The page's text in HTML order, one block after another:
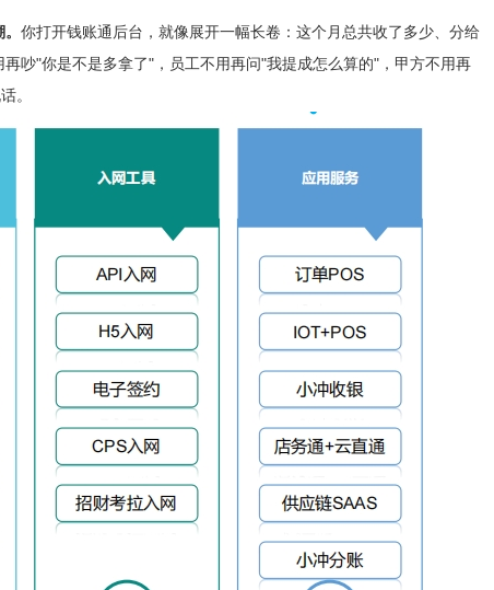
你打开钱账通后台，就像展开一幅长卷：这个月总共收了多少、分给
吵"你是不是多拿了"，员工不用再问"我提成怎么算的"，甲方不用再
。